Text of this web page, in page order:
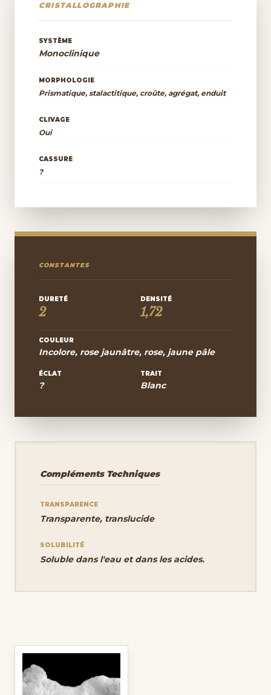
CRISTALLOGRAPHIE
SYSTÈME
Monoclinique
MORPHOLOGIE
Prismatique, stalactitique, croûte, agrégat, enduit
CLIVAGE
Oui
CASSURE
?
CONSTANTES
DURETÉ
2
DENSITÉ
1,72
COULEUR
Incolore, rose jaunâtre, rose, jaune pâle
ÉCLAT
?
TRAIT
Blanc
Compléments Techniques
TRANSPARENCE
Transparente, translucide
SOLUBILITÉ
Soluble dans l'eau et dans les acides.